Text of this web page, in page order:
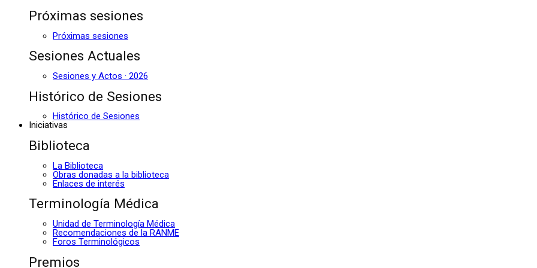
Próximas sesiones
Próximas sesiones
Sesiones Actuales
Sesiones y Actos · 2026
Histórico de Sesiones
Histórico de Sesiones
Iniciativas
Biblioteca
La Biblioteca
Obras donadas a la biblioteca
Enlaces de interés
Terminología Médica
Unidad de Terminología Médica
Recomendaciones de la RANME
Foros Terminológicos
Premios